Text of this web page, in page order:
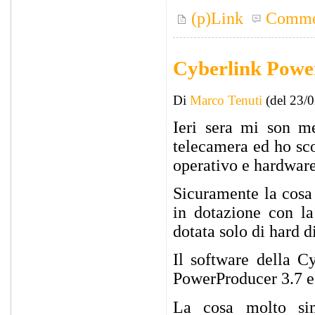
(p)Link
Cyberlink
Di Marco Tenuti (del 23/
Ieri sera mi son
telecamera ed ho
operativo e
Sicuramente la
in dotazione con
dotata solo di hard
Il software della
PowerProducer 3.7
La cosa molto